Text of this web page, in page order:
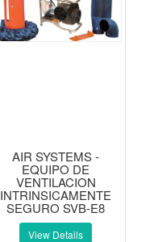
AIR SYSTEMS -
EQUIPO DE
VENTILACION
INTRINSICAMENTE
SEGURO SVB-E8
View Details